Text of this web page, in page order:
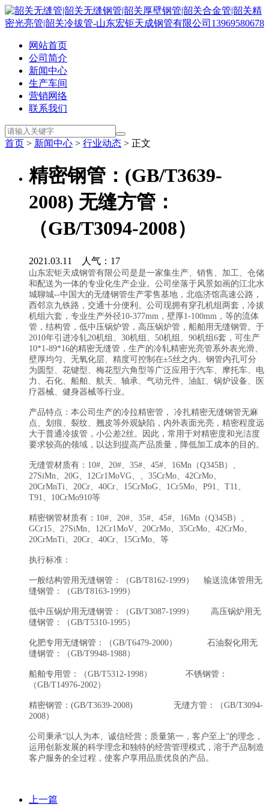
网站首页
公司简介
新闻中心
生产车间
营销网络
联系我们
首页 > 新闻中心 > 行业动态 > 正文
精密钢管：(GB/T3639-
2008) 无缝方管：
（GB/T3094-2008）
2021.03.11 人气： 17
山东宏钜天成钢管有限公司是是一家集生产、销售、加工、仓储
和配送为一体的专业化生产企业。公司坐落于风景如画的江北水
城聊城--中国大的无缝钢管生产零售基地，北临济馆高速公路，
西邻京九铁路，交通十分便利。公司现拥有穿孔机组两套，冷拔
机组六套，专业生产外径10-377mm，壁厚1-100mm，等的流体
管，结构管，低中压锅炉管，高压锅炉管，船舶用无缝钢管。于
2010年引进冷轧20机组、30机组、50机组、90机组6套，可生产
10*1-89*16的精密无缝管，生产的冷轧精密光亮管系外表光滑、
壁厚均匀、无氧化层、精度可控制在±5丝之内。钢管内孔可分
为圆型、花键型、梅花型六角型等广泛应用于汽车、摩托车、电
力、石化、船舶、航天、轴承、气动元件、油缸、锅炉设备、医
疗器械、健身器械等行业。
产品特点：本公司生产的冷拉精密管， 冷扎精密无缝钢管无麻
点、划痕、裂纹、翘皮等外观缺陷，内外表面光亮，精密程度远
大于普通冷拔管，小公差2丝。因此，常用于对精密度和光洁度
要求较高的领域，以达到提高产品质量，降低加工成本的目的。
无缝管材质有：10#、20#、35#、45#、16Mn（Q345B）、
27SiMn、20G、12Cr1MoVG、、35CrMo、42CrMo、
20CrMnTi、20Cr、40Cr、15CrMoG、1Cr5Mo、P91、T11、
T91、10CrMo910等
精密钢管材质有：10#、20#、35#、45#、16Mn（Q345B）、
GCr15、27SiMn、12Cr1MoV、20CrMo、35CrMo、42CrMo、
20CrMnTi、20Cr、40Cr、15CrMo、等
执行标准：
一般结构管用无缝钢管：（GB/T8162-1999） 输送流体管用无
缝钢管：（GB/T8163-1999）
低中压锅炉用无缝钢管：（GB/T3087-1999） 高压锅炉用无
缝钢管：（GB/T5310-1995）
化肥专用无缝钢管：（GB/T6479-2000） 石油裂化用无
缝钢管：（GB/T9948-1988）
船舶专用管：（GB/T5312-1998） 不锈钢管：
（GB/T14976-2002）
精密钢管：(GB/T3639-2008) 无缝方管：（GB/T3094-
2008）
公司秉承“以人为本、诚信经营；质量第一，客户至上”的理念，
运用创新发展的科学理念和独特的经营管理模式，溶于产品制造
客户服务的全过程，使客户享用品质优良的产品。
上一篇